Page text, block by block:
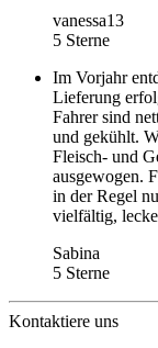
vanessa13
5 Sterne
Im Vorjahr
Lieferung
Fahrer sind
und gekühlt.
Fleisch- und
ausgewogen.
in der Regel
vielfältig,
Sabina
5 Sterne
Kontaktiere uns